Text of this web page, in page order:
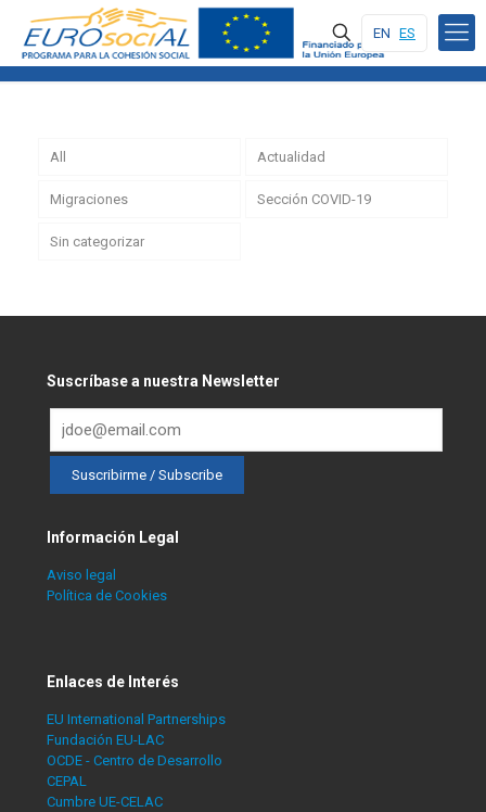
EN ES
All Actualidad
Migraciones Sección COVID-19
Sin categorizar
Suscríbase a nuestra Newsletter
Información Legal
Aviso legal
Política de Cookies
Enlaces de Interés
EU International Partnerships
Fundación EU-LAC
OCDE - Centro de Desarrollo
CEPAL
Cumbre UE-CELAC